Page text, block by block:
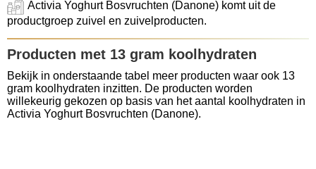
Activia Yoghurt Bosvruchten (Danone) komt uit de
productgroep zuivel en zuivelproducten.
Producten met 13 gram koolhydraten
Bekijk in onderstaande tabel meer producten waar ook 13
gram koolhydraten inzitten. De producten worden
willekeurig gekozen op basis van het aantal koolhydraten in
Activia Yoghurt Bosvruchten (Danone).